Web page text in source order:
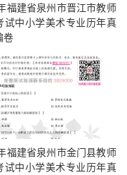
福建省泉州市晋江市教师
试中小学美术专业历年真
卷
福建省泉州市金门县教师
试中小学美术专业历年真